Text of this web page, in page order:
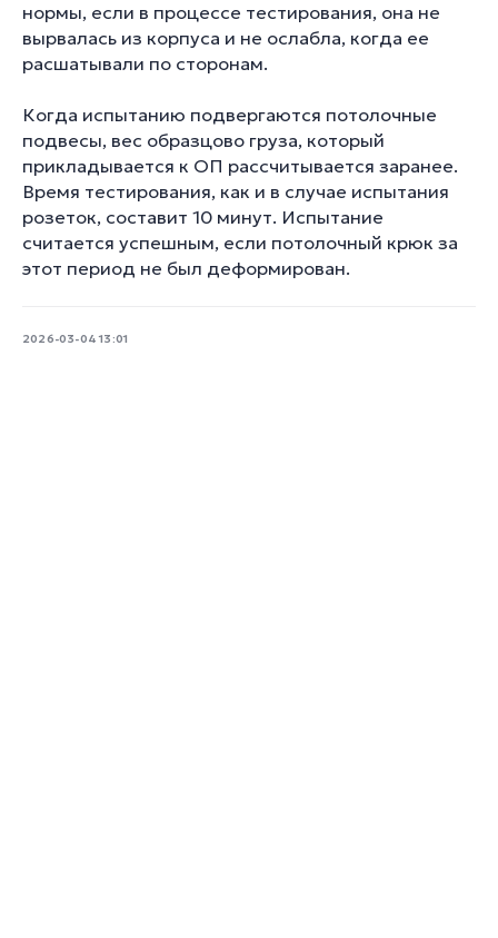
нормы, если в процессе тестирования, она не
вырвалась из корпуса и не ослабла, когда ее
расшатывали по сторонам.
Когда испытанию подвергаются потолочные
подвесы, вес образцово груза, который
прикладывается к ОП рассчитывается заранее.
Время тестирования, как и в случае испытания
розеток, составит 10 минут. Испытание
считается успешным, если потолочный крюк за
этот период не был деформирован.
2026-03-04 13:01